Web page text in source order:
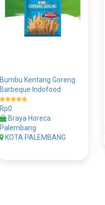
Bumbu Kentang Goreng
Barbeque Indofood
Rp0
Braya Horeca
Palembang
KOTA PALEMBANG